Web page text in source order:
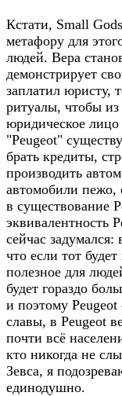
Кстати, Small
метафору для
людей. Вера
демонстрирует
заплатил юристу,
ритуалы, чтобы
юридическое
"Peugeot"
брать кредиты,
производить
автомобили пежо,
в существование
эквивалентность
сейчас
что если тот
полезное для
будет гораздо
и поэтому Peugeot
славы, в Peugeot
почти всё
кто никогда не
Зевса, я
единодушно.